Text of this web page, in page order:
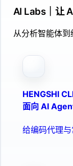
AI Labs｜让
从分析智能体
HENGSHI
面向 AI
给编码代理